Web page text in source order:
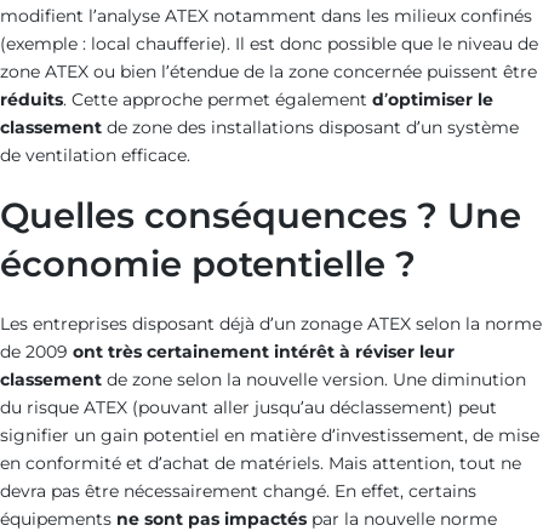
modifient l’analyse ATEX notamment dans les milieux confinés
(exemple : local chaufferie). Il est donc possible que le niveau de
zone ATEX ou bien l’étendue de la zone concernée puissent être
réduits. Cette approche permet également d’optimiser le
classement de zone des installations disposant d’un système
de ventilation efficace.
Quelles conséquences ? Une
économie potentielle ?
Les entreprises disposant déjà d’un zonage ATEX selon la norme
de 2009 ont très certainement intérêt à réviser leur
classement de zone selon la nouvelle version. Une diminution
du risque ATEX (pouvant aller jusqu’au déclassement) peut
signifier un gain potentiel en matière d’investissement, de mise
en conformité et d’achat de matériels. Mais attention, tout ne
devra pas être nécessairement changé. En effet, certains
équipements ne sont pas impactés par la nouvelle norme